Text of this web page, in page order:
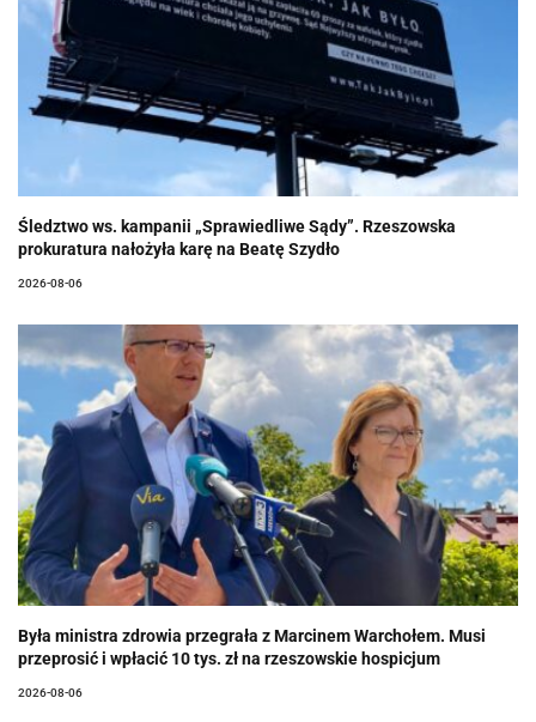
Śledztwo ws. kampanii „Sprawiedliwe Sądy”. Rzeszowska
prokuratura nałożyła karę na Beatę Szydło
2026-08-06
Była ministra zdrowia przegrała z Marcinem Warchołem. Musi
przeprosić i wpłacić 10 tys. zł na rzeszowskie hospicjum
2026-08-06